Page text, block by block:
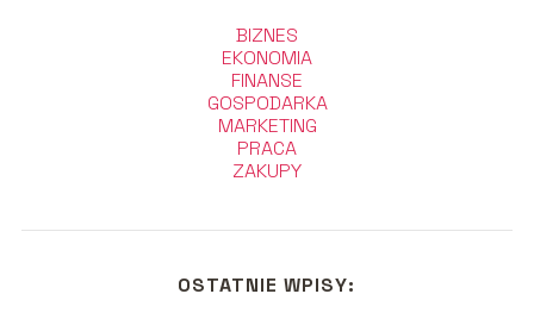
BIZNES
EKONOMIA
FINANSE
GOSPODARKA
MARKETING
PRACA
ZAKUPY
OSTATNIE WPISY: